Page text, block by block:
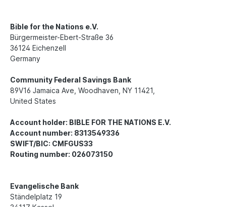
Bible for the Nations e.V.
Bürgermeister-Ebert-Straße 36
36124 Eichenzell
Germany
Community Federal Savings Bank
89V16 Jamaica Ave, Woodhaven, NY 11421,
United States
Account holder: BIBLE FOR THE NATIONS E.V.
Account number: 8313549336
SWIFT/BIC: CMFGUS33
Routing number: 026073150
Evangelische Bank
Ständelplatz 19